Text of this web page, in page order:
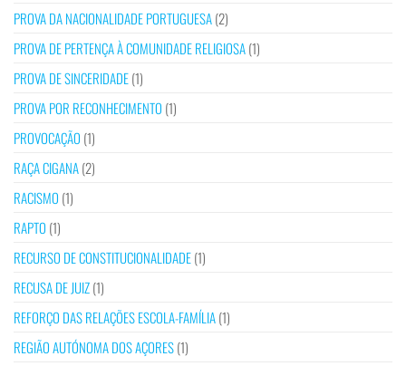
PROVA DA NACIONALIDADE PORTUGUESA(2)
PROVA DE PERTENÇA À COMUNIDADE RELIGIOSA(1)
PROVA DE SINCERIDADE(1)
PROVA POR RECONHECIMENTO (1)
PROVOCAÇÃO (1)
RAÇA CIGANA(2)
RACISMO (1)
RAPTO (1)
RECURSO DE CONSTITUCIONALIDADE(1)
RECUSA DE JUIZ(1)
REFORÇO DAS RELAÇÕES ESCOLA-FAMÍLIA(1)
REGIÃO AUTÓNOMA DOS AÇORES(1)